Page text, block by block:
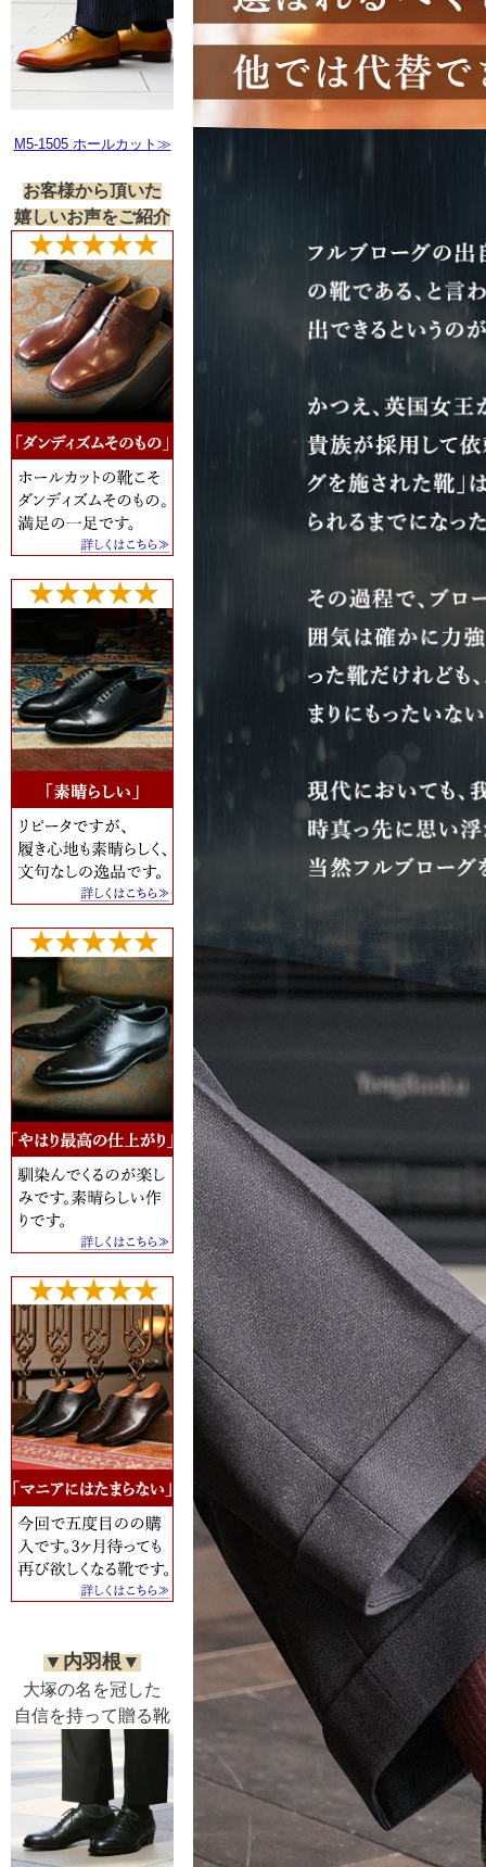
M5-1505 ホールカット≫
お客様から頂いた
嬉しいお声をご紹介
▼内羽根▼
大塚の名を冠した
自信を持って贈る靴